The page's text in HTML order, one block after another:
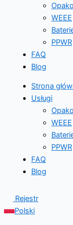
WEEE
PPWR
FAQ
Blog
Strona
Usługi
WEEE
PPWR
FAQ
Blog
Rejestr
Polski